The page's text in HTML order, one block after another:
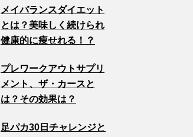
メイバランスダイエット
とは？美味しく続けられ
健康的に痩せれる！？
プレワークアウトサプリ
メント、ザ・カースと
は？その効果は？
足パカ30日チャレンジと